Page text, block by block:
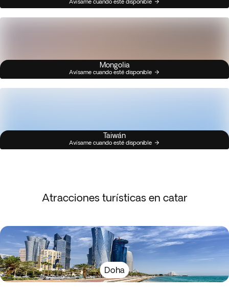
Mongolia
Avísame cuando esté disponible
Taiwán
Avísame cuando esté disponible
Atracciones turísticas en catar
Doha